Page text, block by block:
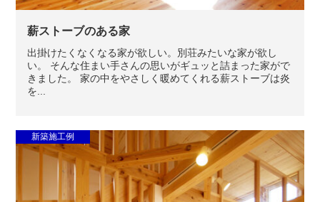
薪ストーブのある家
出掛けたくなくなる家が欲しい。別荘みたいな家が欲し
い。 そんな住まい手さんの思いがギュッと詰まった家がで
きました。 家の中をやさしく暖めてくれる薪ストーブは炎
を...
新築施工例